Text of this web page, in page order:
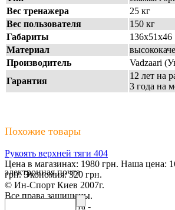
электронная почта
Вес тренажера
25 кг
Вес пользователя
150 кг
Габариты
136х51х46
Материал
Производитель
Vadzaari
Гарантия
12 лет на
3 года на
Похожие товары
Рукоять верхней тяги 404
Цена в магазинах: 1980 грн. Наша цена:
грн. Экономия: 320 грн.
© Ин-Спорт Киев 2007г.
Все права защищены.
Продвижение сайта -